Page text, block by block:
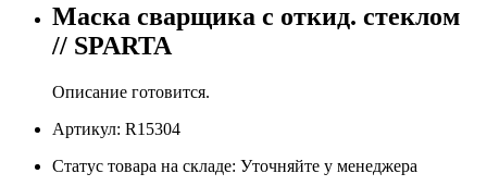
Маска сварщика с откид. стеклом
// SPARTA
Описание готовится.
Артикул: R15304
Статус товара на складе: Уточняйте у менеджера